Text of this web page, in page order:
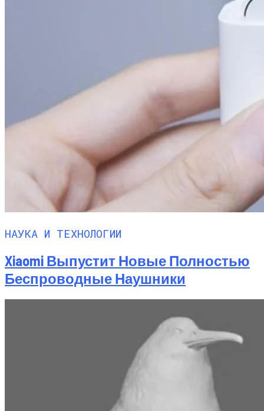
Смартфонов AnTuTu — Супермощные
Смартфоны На Базе Snapdragon 888
НАУКА И ТЕХНОЛОГИИ
Xiaomi Выпустит Новые Полностью
Беспроводные Наушники